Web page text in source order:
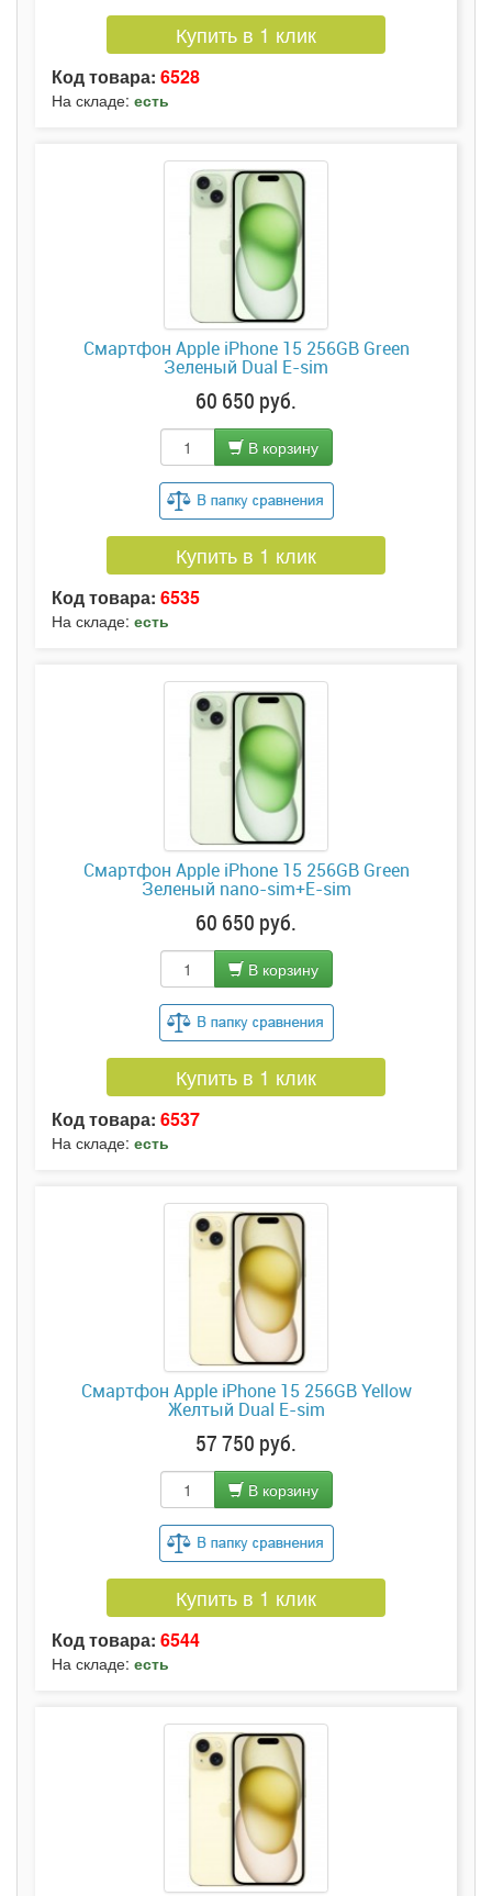
Купить в 1 клик
Код товара: 6528
На складе: есть
Смартфон Apple iPhone 15 256GB Green
Зеленый Dual E-sim
60 650 руб.
В корзину
Купить в 1 клик
Код товара: 6535
На складе: есть
Смартфон Apple iPhone 15 256GB Green
Зеленый nano-sim+E-sim
60 650 руб.
В корзину
Купить в 1 клик
Код товара: 6537
На складе: есть
Смартфон Apple iPhone 15 256GB Yellow
Желтый Dual E-sim
57 750 руб.
В корзину
Купить в 1 клик
Код товара: 6544
На складе: есть